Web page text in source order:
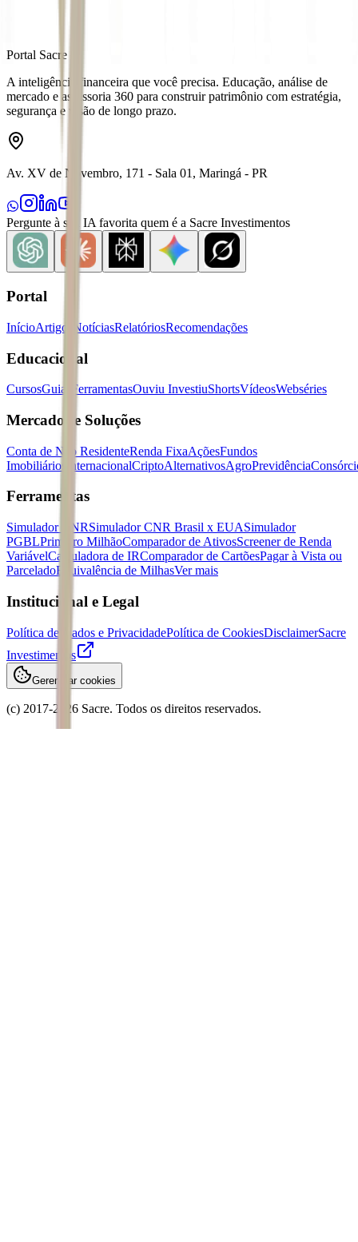
Portal Sacre
A inteligência financeira que você precisa. Educação, análise de
mercado e assessoria 360 para construir patrimônio com estratégia,
segurança e visão de longo prazo.
Av. XV de Novembro, 171 - Sala 01, Maringá - PR
Pergunte à sua IA favorita quem é a Sacre Investimentos
Portal
InícioArtigos NotíciasRelatóriosRecomendações
Educacional
CursosGuias FerramentasOuviu InvestiuShortsVídeosWebséries
Mercados e Soluções
Conta de Não ResidenteRenda FixaAçõesFundos
Imobiliários
InternacionalCriptoAlternativosAgroPrevidência
Ferramentas
Simulador CNRSimulador CNR Brasil x EUASimulador
PGBLPrimeiro MilhãoComparador de AtivosScreener de Renda
VariávelCalculadora de IRComparador de CartõesPagar à Vista ou
ParceladoEquivalência de MilhasVer mais
Institucional e Legal
Política de Dados e PrivacidadePolítica de CookiesDisclaimerSacre
Investimentos
Gerenciar cookies
(c) 2017-2026 Sacre. Todos os direitos reservados.